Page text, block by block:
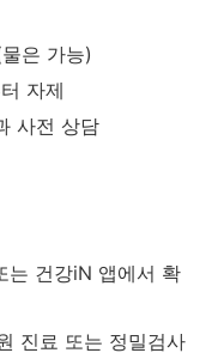
은 가능)
자제
사전 상담
는 건강iN 앱에서 확
진료 또는 정밀검사